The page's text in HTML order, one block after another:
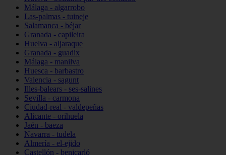
Málaga - algarrobo
Las-palmas - tuineje
Salamanca - béjar
Granada - capileira
Huelva - aljaraque
Granada - guadix
Málaga - manilva
Huesca - barbastro
Valencia - sagunt
Illes-balears - ses-salines
Sevilla - carmona
Ciudad-real - valdepeñas
Alicante - orihuela
Jaén - baeza
Navarra - tudela
Almería - el-ejido
Castellón - benicarló